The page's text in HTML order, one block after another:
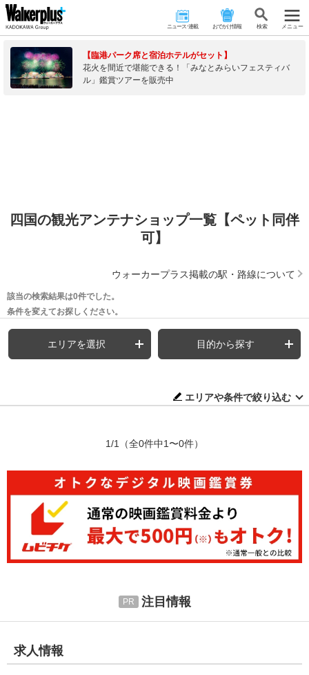
ニュース･連載 おでかけ情報 検 索 メニュー
【臨港パーク席と宿泊ホテルがセット】
花火を間近で堪能できる！「みなとみらいフェスティバ
ル」鑑賞ツアーを販売中
四国の観光アンテナショップ一覧【ペット同伴
可】
ウォーカープラス掲載の駅・路線について
該当の検索結果は0件でした。
条件を変えてお探しください。
エリアを選択 目的から探す
エリアや条件で絞り込む
1/1 （全0件中1〜0件）
注目情報
求人情報